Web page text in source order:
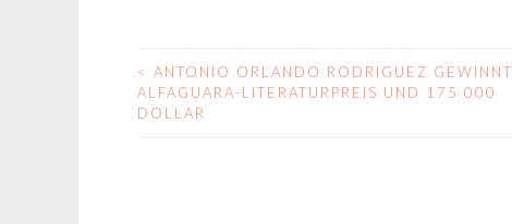
BEITRAGS-
< ANTONIO ORLANDO RODRIGUEZ GEWINNT
ALFAGUARA-LITERATURPREIS UND 175 000
DOLLAR